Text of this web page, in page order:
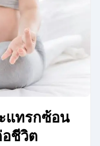
แทรกซ้อน
อชีวิต